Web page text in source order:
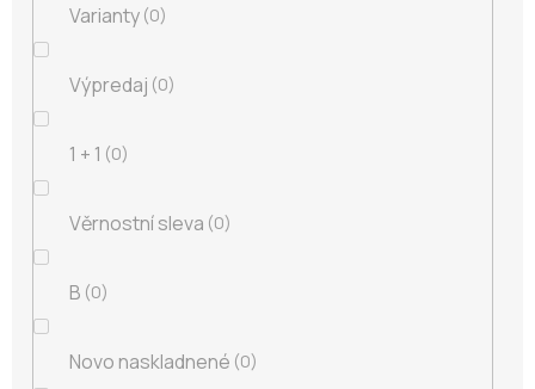
Varianty 0
Výpredaj 0
1 + 1 0
Věrnostní sleva 0
B 0
Novo naskladnené 0